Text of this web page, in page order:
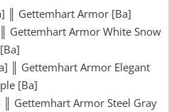
║ Gettemhart Armor [Ba]
Gettemhart Armor White Snow
[Ba]
║ Gettemhart Armor Elegant
[Ba]
Gettemhart Armor Steel Gray